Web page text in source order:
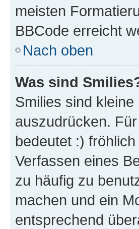
meisten
BBCode erreicht
Nach oben
Was sind
Smilies sind
auszudrücken.
bedeutet :)
Verfassen eines
zu häufig zu
machen und ein
entsprechend